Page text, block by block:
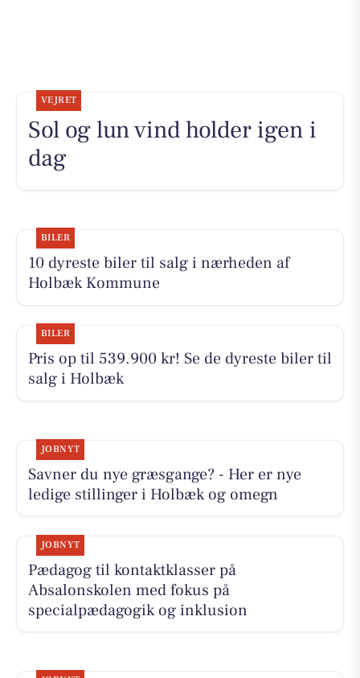
VEJRET
Sol og lun vind holder igen i
dag
BILER
10 dyreste biler til salg i nærheden af
Holbæk Kommune
BILER
Pris op til 539.900 kr! Se de dyreste biler til
salg i Holbæk
JOBNYT
Savner du nye græsgange? - Her er nye
ledige stillinger i Holbæk og omegn
JOBNYT
Pædagog til kontaktklasser på
Absalonskolen med fokus på
specialpædagogik og inklusion